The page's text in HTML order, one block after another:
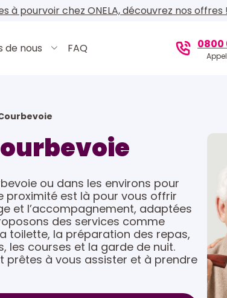
à pourvoir chez ONELA, découvrez nos offres !
de nous FAQ 0800
ou dans les environs pour
proximité est là pour vous offrir
et l’accompagnement, adaptées
des services comme
toilette, la préparation des repas,
les courses et la garde de nuit.
prêtes à vous assister et à prendre